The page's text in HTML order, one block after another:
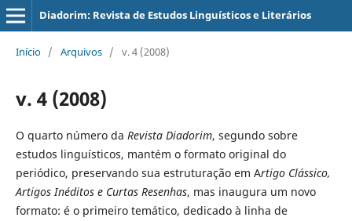
Diadorim: Revista de Estudos Linguísticos e Literários
Início / Arquivos / v. 4 (2008)
v. 4 (2008)
O quarto número da Revista Diadorim, segundo sobre
estudos linguísticos, mantém o formato original do
periódico, preservando sua estruturação em Artigo Clássico,
Artigos Inéditos e Curtas Resenhas, mas inaugura um novo
formato: é o primeiro temático, dedicado à linha de